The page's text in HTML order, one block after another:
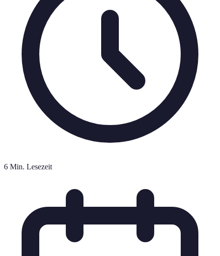
6 Min. Lesezeit